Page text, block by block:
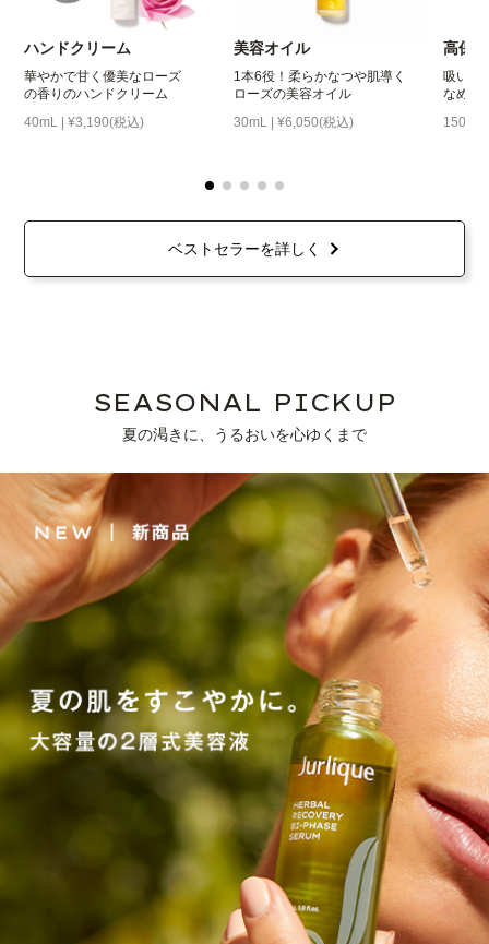
ハンドクリーム
華やかで甘く優美なローズ
の香りのハンドクリーム
40mL | ¥3,190(税込)
美容オイル
1本6役！柔らかなつや肌導く
ローズの美容オイル
30mL | ¥6,050(税込)
高保
吸いつ
なめら
150mL
ベストセラーを詳しく
SEASONAL PICKUP
夏の渇きに、うるおいを心ゆくまで